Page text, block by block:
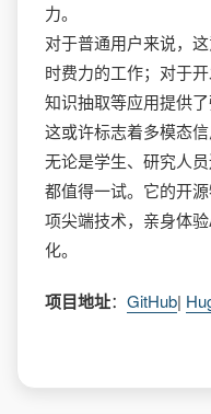
力。
对于普通用户来说，
时费力的工作；对于
知识抽取等应用提供
这或许标志着多模态信
无论是学生、研究人
都值得一试。它的开
项尖端技术，亲身体
化。
项目地址： GitHub|